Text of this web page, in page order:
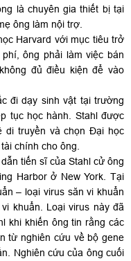
là chuyên gia thiết bị tại
ông làm nội trợ.
Harvard với mục tiêu trở
ông phải làm việc bán
đủ điều kiện để vào
đi dạy sinh vật tại trường
tục học hành. Stahl được
di truyền và chọn Đại học
chính cho ông.
tiến sĩ của Stahl cử ông
Harbor ở New York. Tại
– loại virus săn vi khuẩn
khuẩn. Loại virus này đã
khi khiến ông tin rằng các
từ nghiên cứu về bộ gene
Nghiên cứu của ông cuối